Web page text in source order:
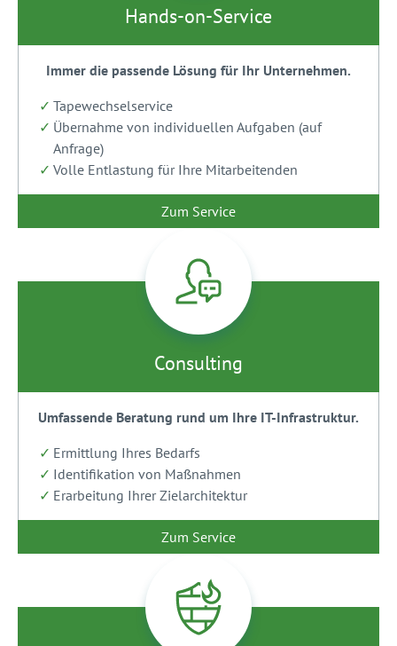
Hands-on-Service
Immer die passende Lösung für Ihr Unternehmen.
Tapewechselservice
Übernahme von individuellen Aufgaben (auf
Anfrage)
Volle Entlastung für Ihre Mitarbeitenden
Zum Service
Consulting
Umfassende Beratung rund um Ihre IT-Infrastruktur.
Ermittlung Ihres Bedarfs
Identifikation von Maßnahmen
Erarbeitung Ihrer Zielarchitektur
Zum Service